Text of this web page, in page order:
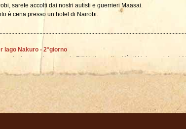
sarete accolti dai nostri autisti e guerrieri Maasai.
è cena presso un hotel di Nairobi.
lago Nakuro - 2°giorno
colazione partenza per la Rift Valley nella città di Nakuru, visita al
nel campo tendato.
- 3°giorno